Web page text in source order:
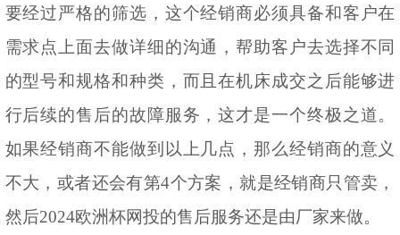
要经过严格的筛选，这个经销商必须具备和客户在
需求点上面去做详细的沟通，帮助客户去选择不同
的型号和规格和种类，而且在机床成交之后能够进
行后续的售后的故障服务，这才是一个终极之道。
如果经销商不能做到以上几点，那么经销商的意义
不大，或者还会有第4个方案，就是经销商只管卖，
然后2024欧洲杯网投的售后服务还是由厂家来做。